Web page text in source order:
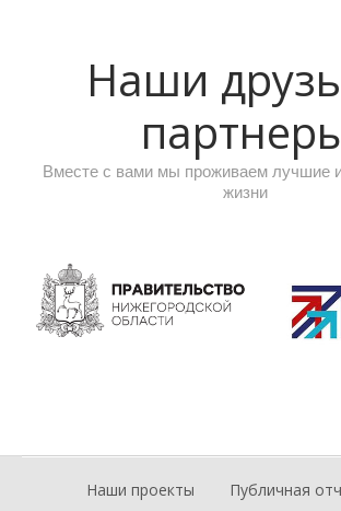
Наши
Вместе с вами мы проживаем лучшие
жизни
Наши проекты Публичная